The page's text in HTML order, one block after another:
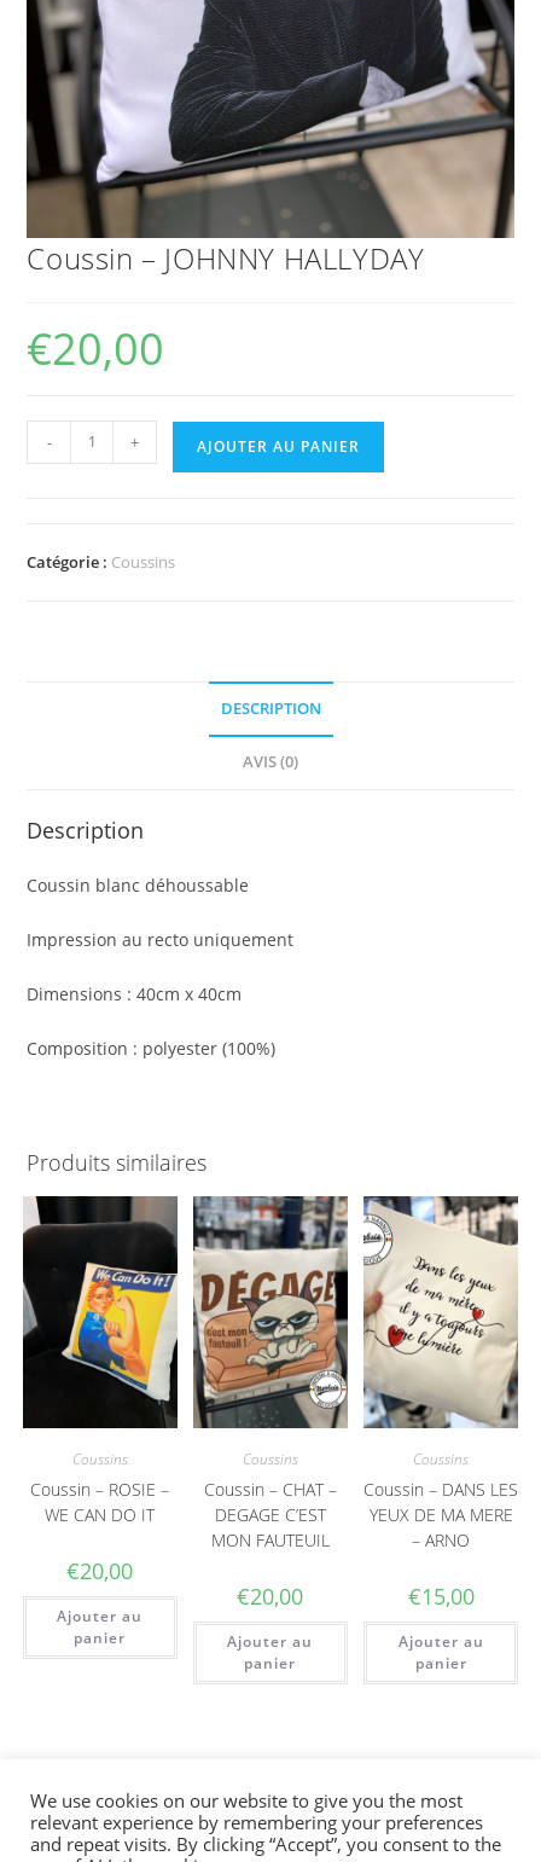
Bienvenue sur la boutique en ligne. La
Coussin – JOHNNY HALLYDAY
€20,00
- + AJOUTER AU PANIER
Catégorie : Coussins
DESCRIPTION
AVIS (0)
Description
Coussin blanc déhoussable
Impression au recto uniquement
Dimensions : 40cm x 40cm
Composition : polyester (100%)
Produits similaires
Coussins
Coussin – ROSIE –
WE CAN DO IT
€20,00
Ajouter au
panier
Coussins
Coussin – CHAT –
DEGAGE C’EST
MON FAUTEUIL
€20,00
Ajouter au
panier
Coussins
Coussin – DANS LES
YEUX DE MA MERE
– ARNO
€15,00
Ajouter au
panier
Conditions générales |Guide des tailles |Retours & livraisons |
We use cookies on our website to give you the most
relevant experience by remembering your preferences
and repeat visits. By clicking “Accept”, you consent to the